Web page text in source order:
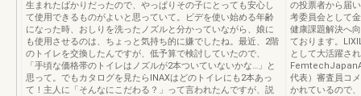
生まれたばかりだったので、やっぱりその子にとっても安心し
て使用できるものがよいと思っていて。ビデを使い始める年齢
になった時、おしりを洗ったノズルと分かっていながら、娘に
も使用させるのは、ちょっと気持ち的に嫌でしたね。最近、2階
のトイレを交換したんですが、低予算で検討していたので、
「手頃な価格帯のトイレはノズルが2本ついていないかな…」と
思って。でもカタログを見たらINAXはどのトイレにも2本あっ
て！主人に「そんなにこだわる？」って言われたんですが、説
の投票者から届
考委員会として
健康課題解決へ
ております。
として大活躍さ
代表）審査員コ
かれているので